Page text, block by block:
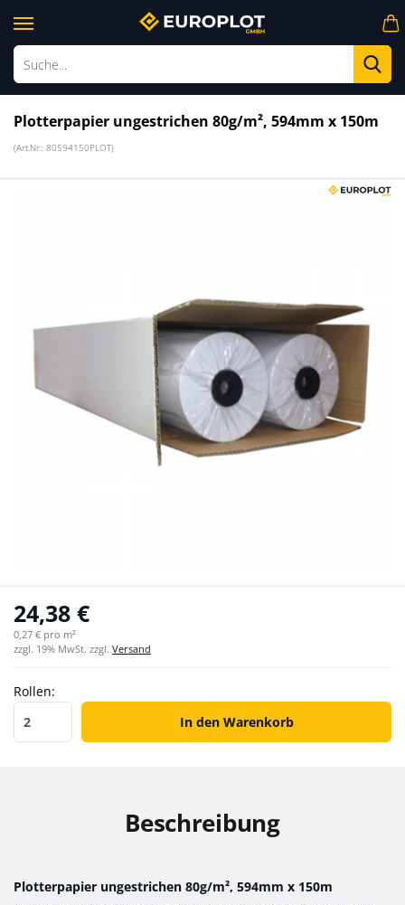
Plotterpapier ungestrichen 80g/m², 594mm x 150m
(Art.Nr.: 80594150PLOT)
24,38 €
0,27 € pro m²
zzgl. 19% MwSt. zzgl. Versand
Rollen:
In den Warenkorb
Beschreibung
Plotterpapier ungestrichen 80g/m², 594mm x 150m